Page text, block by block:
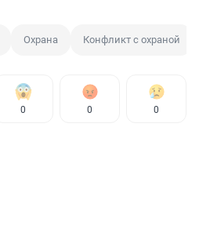
Охрана Конфликт с охраной
0 0 0